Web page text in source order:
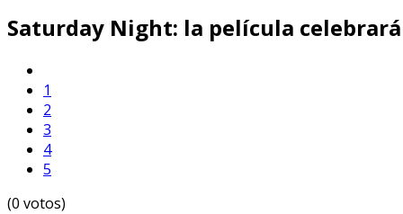
Saturday Night: la película
1
2
3
4
5
(0 votos)